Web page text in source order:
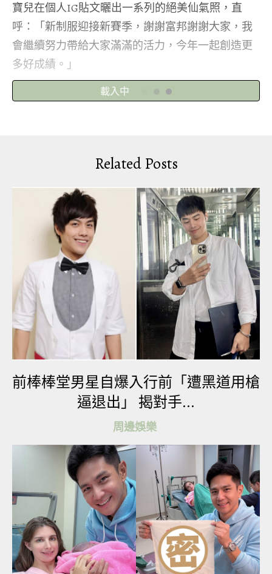
寶兒在個人IG貼文曬出一系列的絕美仙氣照，直
呼：「新制服迎接新賽季，謝謝富邦謝謝大家，我
會繼續努力帶給大家滿滿的活力，今年一起創造更
多好成績。」
氣爆棚。（圖／寶兒IG）
有別於去年烏黑亮麗的長髮，寶兒今年改以淺棕色
的短髮造型亮相，不僅凸顯她天生俱來的白皙皮
膚，脖子、鎖骨等性感部位也通通露出，再搭配精
緻妝容與一雙朦朧大眼，給人仙氣爆棚、清新脫俗
照片曝光後，立刻湧入眾多粉絲大讚，「寶兒妳真
的超美」、「本土AI」、「好漂亮哦寶兒」、「寶
兒好美好可愛，新髮型和新制服好好看，期待今年
見到你」、「夭壽美欸！AI都生成不出來的那種
美」、「新髮型也太棒」、「仙女下凡」。
閱讀全文
Related Posts
前棒棒堂男星自爆入行前「遭黑道用槍
逼退出」 揭對手...
周邊娛樂